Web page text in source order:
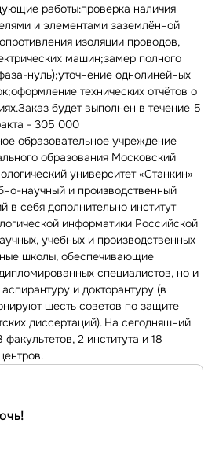
работы:проверка наличия
и элементами заземлённой
изоляции проводов,
машин;замер полного
нуль);уточнение однолинейных
технических отчётов о
будет выполнен в течение 5
- 305 000
образовательное учреждение
образования Московский
университет «Станкин»
научный и производственный
себя дополнительно институт
информатики Российской
учебных и производственных
школы, обеспечивающие
специалистов, но и
и докторантуру (в
шесть советов по защите
диссертаций). На сегодняшний
2 института и 18